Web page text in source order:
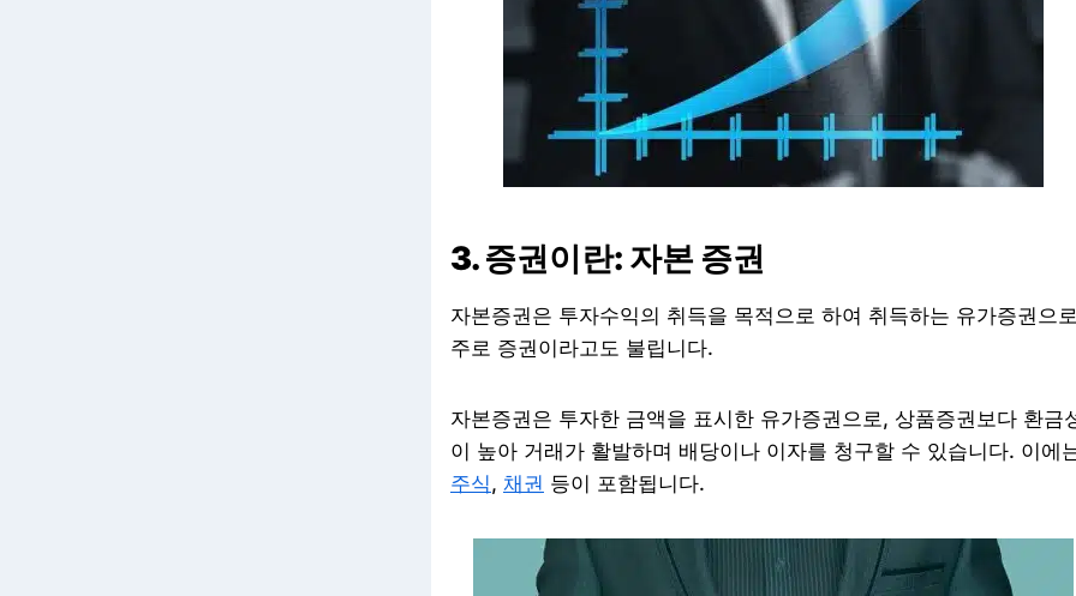
3. 증권이란: 자본 증권
자본증권은 투자수익의 취득을 목적으로 하여 취득하는 유가증권으
주로 증권이라고도 불립니다.
자본증권은 투자한 금액을 표시한 유가증권으로, 상품증권보다 환금
이 높아 거래가 활발하며 배당이나 이자를 청구할 수 있습니다. 이에
주식, 채권 등이 포함됩니다.